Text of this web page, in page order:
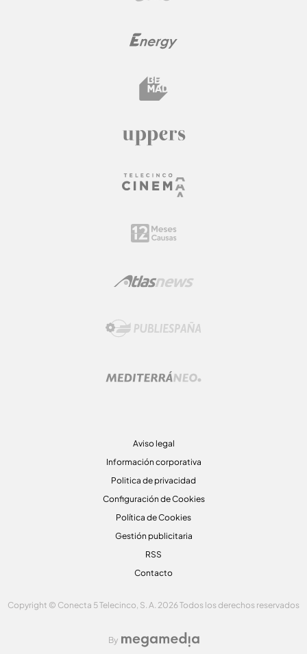
Aviso legal
Información corporativa
Politica de privacidad
Configuración de Cookies
Política de Cookies
Gestión publicitaria
RSS
Contacto
Copyright © Conecta 5 Telecinco, S. A. 2026 Todos los derechos reservados
By